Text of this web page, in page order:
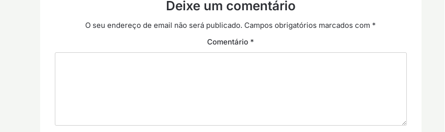
Deixe um comentário
O seu endereço de email não será publicado. Campos obrigatórios marcados com *
Comentário *